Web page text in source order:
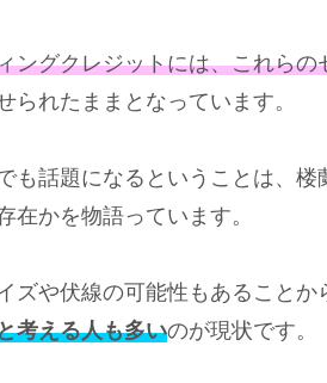
ングクレジットには、これら
られたままとなっています。
も話題になるということは、
在かを物語っています。
ズや伏線の可能性もあることか
考える人も多いのが現状です。